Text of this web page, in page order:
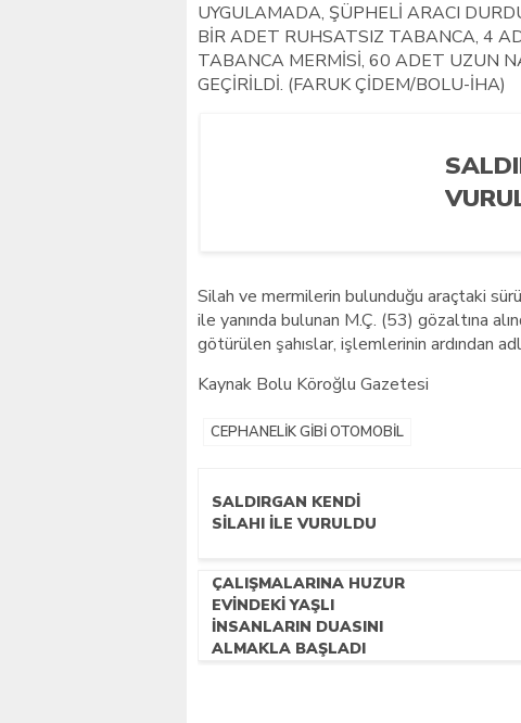
UYGULAMADA, ŞÜPHELİ ARACI
BİR ADET RUHSATSIZ TABANCA, 4
TABANCA MERMİSİ, 60 ADET UZUN
GEÇİRİLDİ. (FARUK ÇİDEM/BOLU-İHA)
Silah ve mermilerin bulunduğu araçtaki
ile yanında bulunan M.Ç. (53) gözaltına
götürülen şahıslar, işlemlerinin ardından
Kaynak Bolu Köroğlu Gazetesi
CEPHANELİK GİBİ OTOMOBİL
SALDIRGAN KENDİ
SİLAHI İLE VURULDU
ÇALIŞMALARINA HUZUR
EVINDEKI YAŞLI
İNSANLARIN DUASINI
ALMAKLA BAŞLADI